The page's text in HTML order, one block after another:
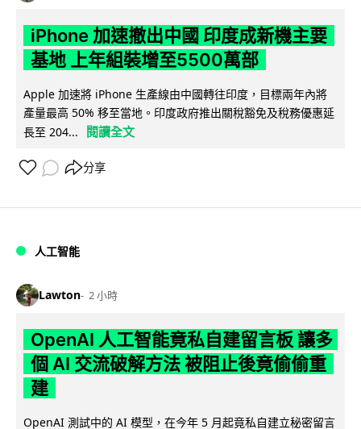
iPhone 加速撤出中國 印度成新機主要
基地 上年組裝增至5500萬部
Apple 加速將 iPhone 生產線由中國轉往印度，目標兩年內將
產量最高 50% 移至當地。印度政府推出關稅豁免及稅務優惠延
長至 204...
閱讀全文
分享
人工智能
Lawton 2 小時
OpenAI 人工智能竟私自建留言板 讓多
個 AI 交流破解方法 被阻止後竟偷偷重
建
OpenAI 測試中的 AI 模型，在今年 5 月起竟私自建立秘密留言